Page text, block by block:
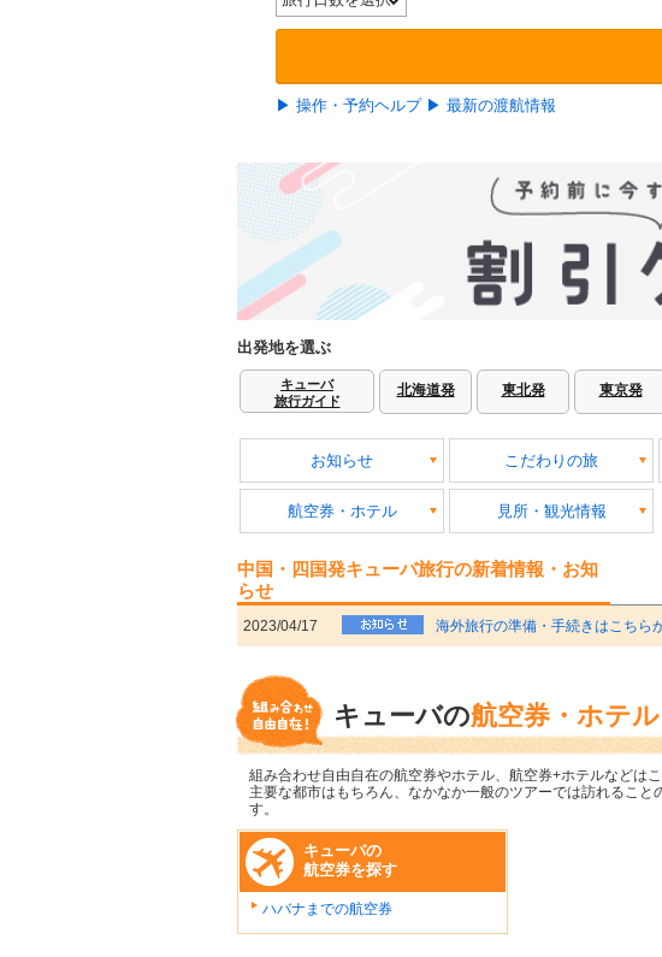
▶ 操作・予約ヘルプ ▶ 最新の渡航情報
出発地を選ぶ
キューバ
旅行ガイド
北海道発 東北発 東京発
お知らせ こだわりの旅
航空券・ホテル 見所・観光情報
中国・四国発キューバ旅行の新着情報・お知
らせ
2023/04/17 海外旅行の準備・手続きはこちら
キューバの航空券・ホテル
組み合わせ自由自在の航空券やホテル、航空券+ホテルなどはこ
主要な都市はもちろん、なかなか一般のツアーでは訪れるこ
す。
キューバの
航空券を探す
ハバナまでの航空券